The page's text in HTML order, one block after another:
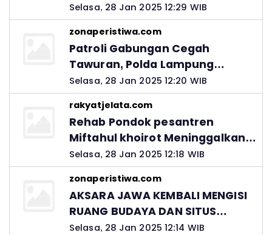
Selasa, 28 Jan 2025 12:29 WIB
zonaperistiwa.com
Patroli Gabungan Cegah
Tawuran, Polda Lampung
Ingatkan Peran Orang Tua
Selasa, 28 Jan 2025 12:20 WIB
rakyatjelata.com
Rehab Pondok pesantren
Miftahul khoirot Meninggalkan
Hutang Ke Material, Mantan
Kadis PUPR Harus Bertanggung
Jawab
Selasa, 28 Jan 2025 12:18 WIB
zonaperistiwa.com
AKSARA JAWA KEMBALI MENGISI
RUANG BUDAYA DAN SITUS
LELUHUR NUSANTARA
Selasa, 28 Jan 2025 12:14 WIB